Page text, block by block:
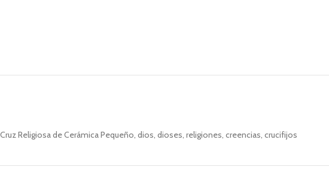
Cruz Religiosa de Cerámica Pequeño, dios, dioses, religiones, creencias, crucifijos